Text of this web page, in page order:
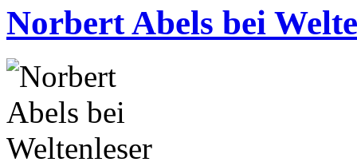
Norbert Abels bei